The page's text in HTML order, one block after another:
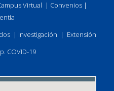
Virtual | Convenios|
| Investigación | Extensión
COVID-19